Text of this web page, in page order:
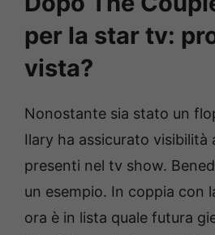
per la star tv:
vista?
Nonostante sia stato un
Ilary ha assicurato visibilità
presenti nel tv show.
un esempio. In coppia con
ora è in lista quale futura